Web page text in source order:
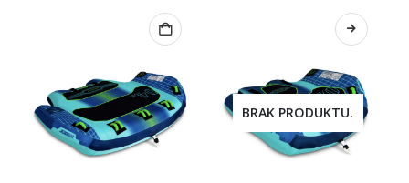
BRAK PRODUKTU.